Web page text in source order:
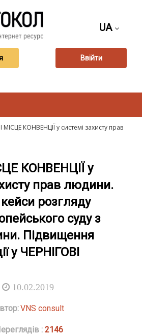
UA
Ввійти
МІСЦЕ КОНВЕНЦІЇ у системі захисту прав
КОНВЕНЦІЇ у
прав людини.
розгляду
суду з
Підвищення
у ЧЕРНІГОВІ
10.02.2019
VNS consult
:2146